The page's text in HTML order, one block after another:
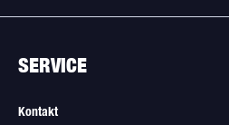
SERVICE
Kontakt